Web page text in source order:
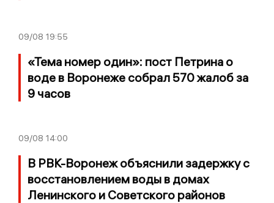
09/08 19:55
«Тема номер один»: пост Петрина о
воде в Воронеже собрал 570 жалоб за
9 часов
09/08 14:00
В РВК-Воронеж объяснили задержку с
восстановлением воды в домах
Ленинского и Советского районов